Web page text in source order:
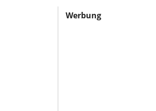
Werbung